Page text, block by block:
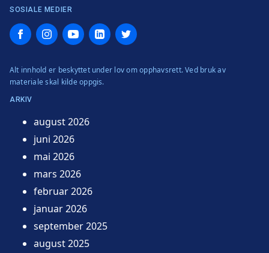
SOSIALE MEDIER
FacebookInstagramYouTubeLinkedInTwitter
Alt innhold er beskyttet under lov om opphavsrett. Ved bruk av
materiale skal kilde oppgis.
ARKIV
august 2026
juni 2026
mai 2026
mars 2026
februar 2026
januar 2026
september 2025
august 2025